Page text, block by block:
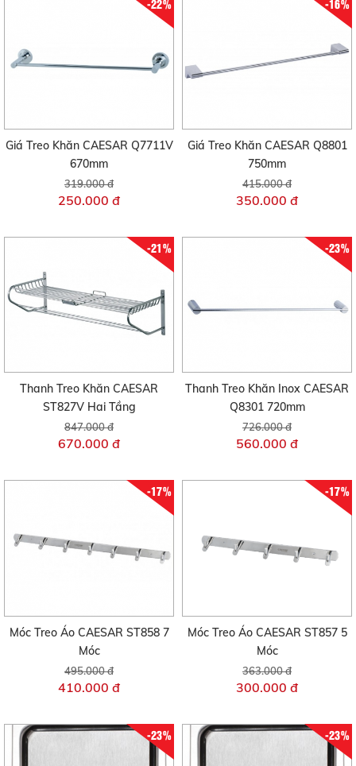
-22%
Giá Treo Khăn CAESAR Q7711V
670mm
319.000 đ
250.000 đ
-16%
Giá Treo Khăn CAESAR Q8801
750mm
415.000 đ
350.000 đ
-21%
Thanh Treo Khăn CAESAR
ST827V Hai Tầng
847.000 đ
670.000 đ
-23%
Thanh Treo Khăn Inox CAESAR
Q8301 720mm
726.000 đ
560.000 đ
-17%
Móc Treo Áo CAESAR ST858 7
Móc
495.000 đ
410.000 đ
-17%
Móc Treo Áo CAESAR ST857 5
Móc
363.000 đ
300.000 đ
-23% -23%